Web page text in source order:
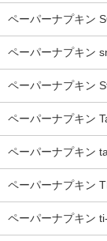
ペーパーナプキン
ペーパーナプキン
ペーパーナプキン
ペーパーナプキン
ペーパーナプキン
ペーパーナプキン
ペーパーナプキン